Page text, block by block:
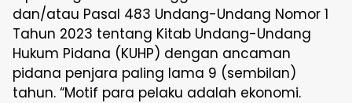
dan/atau Pasal 483 Undang-Undang Nomor 1
Tahun 2023 tentang Kitab Undang-Undang
Hukum Pidana (KUHP) dengan ancaman
pidana penjara paling lama 9 (sembilan)
tahun. “Motif para pelaku adalah ekonomi.